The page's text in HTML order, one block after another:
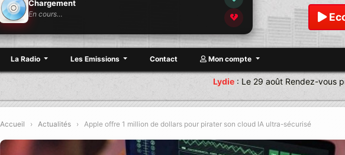
Chargement
En cours…
La Radio Les Emissions Contact Mon compte
:Le 29 août Rendez-vous pris
Accueil › Actualités › Apple offre 1 million de dollars pour pirater son cloud IA ultra-sécurisé